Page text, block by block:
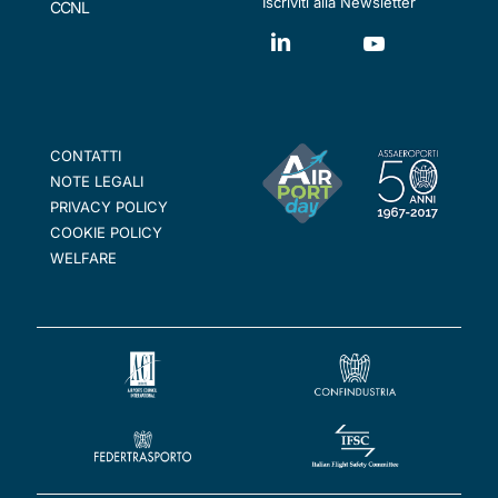
CCNL
CONTATTI
NOTE LEGALI
PRIVACY POLICY
COOKIE POLICY
WELFARE